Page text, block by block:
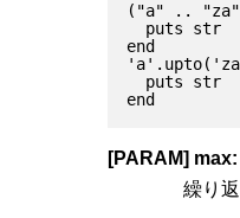
("a" ..
  puts str
end
  puts str
[PARAM] max:
繰り